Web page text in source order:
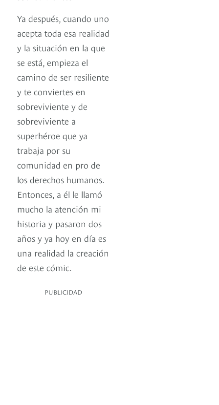
Ya después, cuando uno
acepta toda esa realidad
y la situación en la que
se está, empieza el
camino de ser resiliente
y te conviertes en
sobreviviente y de
sobreviviente a
superhéroe que ya
trabaja por su
comunidad en pro de
los derechos humanos.
Entonces, a él le llamó
mucho la atención mi
historia y pasaron dos
años y ya hoy en día es
una realidad la creación
de este cómic.
PUBLICIDAD